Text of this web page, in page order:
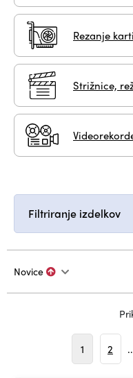
Rezanje
Strižnice,
Filtriranje izdelkov
Novice
1 2